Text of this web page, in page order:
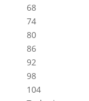
68
74
80
86
92
98
104